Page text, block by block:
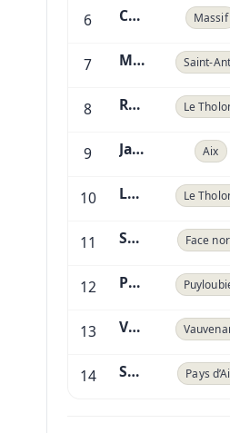
6 Croix de Provence Massif
7 Maison Sainte-Victoire
8 Route Cézanne Le
9 Jardin des Peintres Aix
10 Le Tholonet Le
11 Saint-Marc-Jaumegarde Face
12 Puyloubier
13 Vauvenargues
14 Sunset Pays